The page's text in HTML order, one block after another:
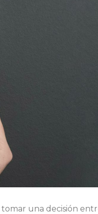
una decisión